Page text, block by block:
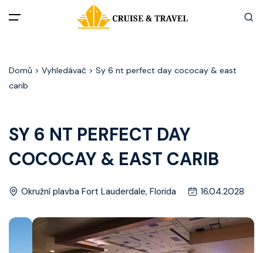
Akční nabídky
Zážitky z plaveb
Články
Domů > Vyhledávač > Sy 6 nt perfect day cococay & east
carib
SY 6 NT PERFECT DAY
COCOCAY & EAST CARIB
Okružní plavba Fort Lauderdale, Florida 16.04.2028